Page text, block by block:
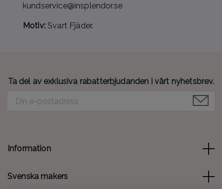
kundservice@insplendor.se
Motiv:Svart Fjäder.
Ta del av exklusiva rabatterbjudanden i vårt nyhetsbrev.
Information
Svenska makers